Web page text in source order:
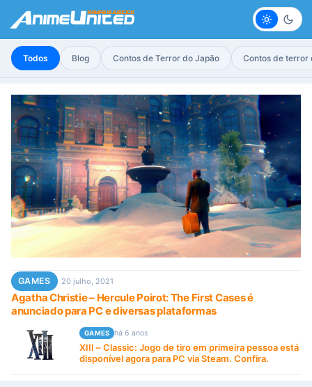
Claro
Todos Blog Contos de Terror do Japão Contos de terror
GAMES 20 julho, 2021
Agatha Christie – Hercule Poirot: The First Cases é
anunciado para PC e diversas plataformas
GAMES há 6 anos
XIII – Classic: Jogo de tiro em primeira pessoa está
disponível agora para PC via Steam. Confira.